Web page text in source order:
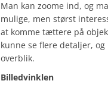
Man kan zoome ind, og
mulige, men størst
at komme tættere på
kunne se flere detaljer,
overblik.
Billedvinklen